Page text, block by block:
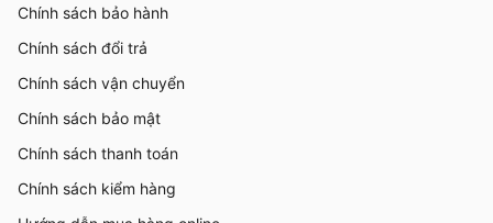
Chính sách bảo hành
Chính sách đổi trả
Chính sách vận chuyển
Chính sách bảo mật
Chính sách thanh toán
Chính sách kiểm hàng